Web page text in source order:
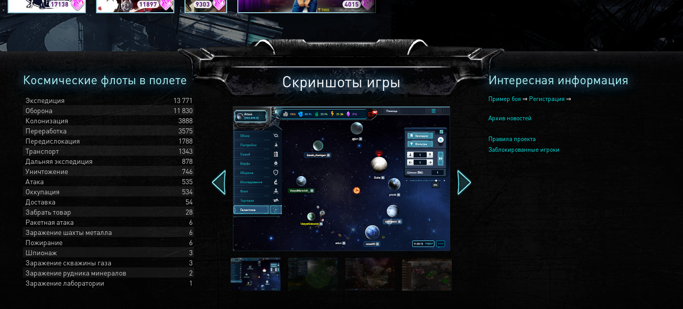
17138 11897 9303 4015 2240
Космические флоты в полете
Экспедиция
13 771
Оборона
11 830
Колонизация
3888
Переработка
3575
Передислокация
1788
Транспорт
1343
Дальняя экспедиция
878
Уничтожение
746
Атака
535
Оккупация
534
Доставка
54
Забрать товар
28
Ракетная атака
6
Заражение шахты металла
6
Пожирание
6
Шпионаж
3
Заражение скважины газа
3
Заражение рудника минералов
2
Заражение лаборатории
1
Скриншоты игры Интересная информация
Пример боя ⇒ Регистрация ⇒
Архив новостей
Правила проекта
Заблокированные игроки